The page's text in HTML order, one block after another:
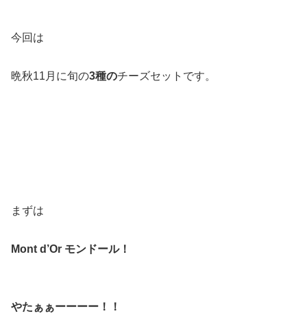
今回は
晩秋11月に旬の3種のチーズセットです。
まずは
Mont d’Or モンドール！
やたぁぁーーーー！！